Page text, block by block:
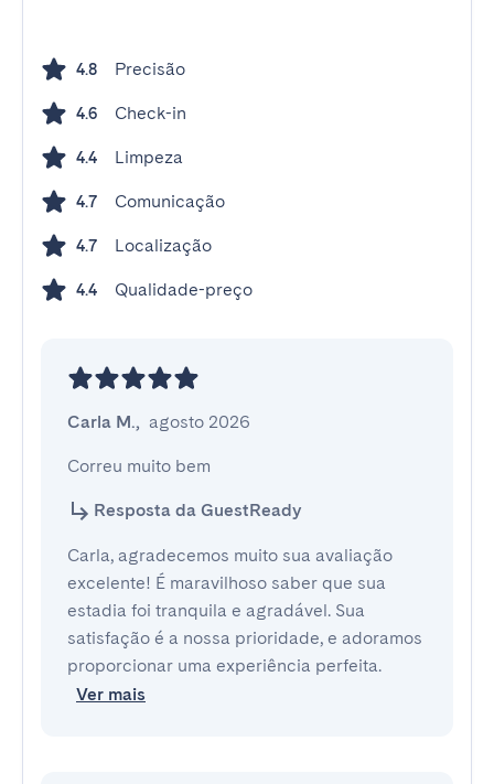
4.8 Precisão
4.6 Check-in
4.4 Limpeza
4.7 Comunicação
4.7 Localização
4.4 Qualidade-preço
Carla M., agosto 2026
Correu muito bem
Resposta da GuestReady
Carla, agradecemos muito sua avaliação
excelente! É maravilhoso saber que sua
estadia foi tranquila e agradável. Sua
satisfação é a nossa prioridade, e adoramos
proporcionar uma experiência perfeita.
Ver mais